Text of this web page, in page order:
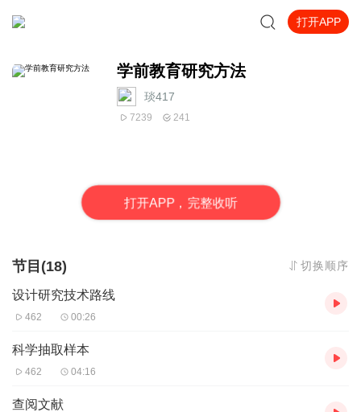
打开APP
学前教育研究方法
琰417
7239 241
打开APP，完整收听
节目(18) 切换顺序
设计研究技术路线
462 00:26
科学抽取样本
462 04:16
查阅文献